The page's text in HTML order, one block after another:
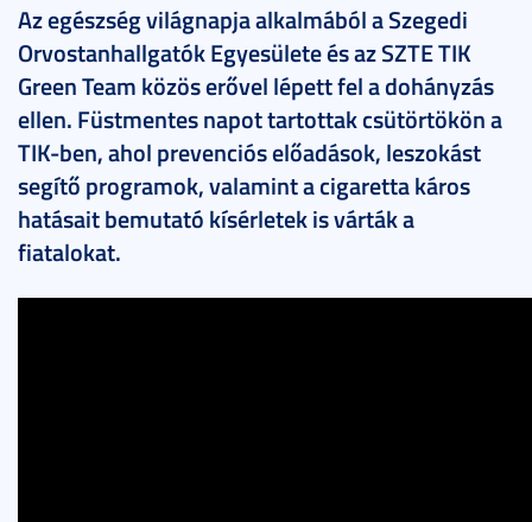
Az egészség világnapja alkalmából a Szegedi
Orvostanhallgatók Egyesülete és az SZTE TIK
Green Team közös erővel lépett fel a dohányzás
ellen. Füstmentes napot tartottak csütörtökön a
TIK-ben, ahol prevenciós előadások, leszokást
segítő programok, valamint a cigaretta káros
hatásait bemutató kísérletek is várták a
fiatalokat.